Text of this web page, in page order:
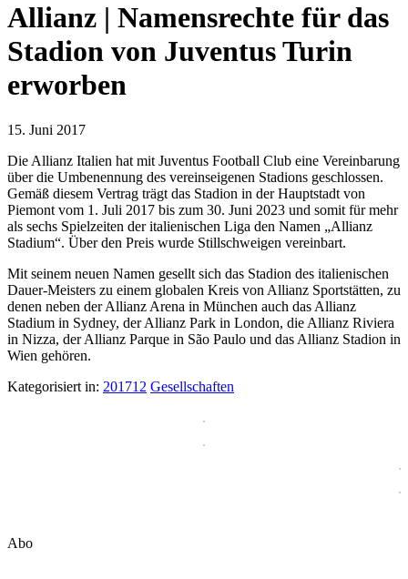
Allianz | Namensrechte für das
Stadion von Juventus Turin
erworben
15. Juni 2017
Die Allianz Italien hat mit Juventus Football Club eine Vereinbarung
über die Umbenennung des vereinseigenen Stadions geschlossen.
Gemäß diesem Vertrag trägt das Stadion in der Hauptstadt von
Piemont vom 1. Juli 2017 bis zum 30. Juni 2023 und somit für mehr
als sechs Spielzeiten der italienischen Liga den Namen „Allianz
Stadium“. Über den Preis wurde Stillschweigen vereinbart.
Mit seinem neuen Namen gesellt sich das Stadion des italienischen
Dauer-Meisters zu einem globalen Kreis von Allianz Sportstätten, zu
denen neben der Allianz Arena in München auch das Allianz
Stadium in Sydney, der Allianz Park in London, die Allianz Riviera
in Nizza, der Allianz Parque in São Paulo und das Allianz Stadion in
Wien gehören.
Kategorisiert in: 201712 Gesellschaften
Abo